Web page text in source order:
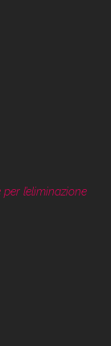
l’eliminazione